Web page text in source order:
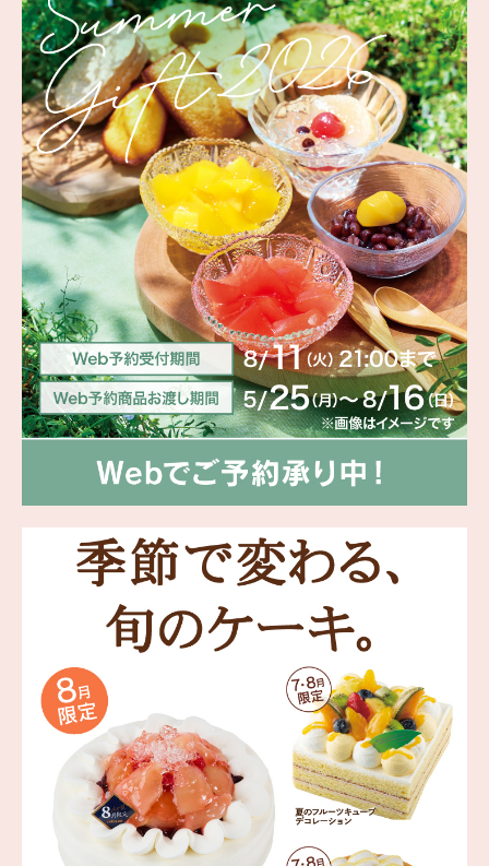
岳や末広がりを意味す
つ時」という意味を込
。雄大な八ヶ岳山麓の自
れる、こだわりのスイー
海外 Overseas shops
Malaysia
UAE
Thailand